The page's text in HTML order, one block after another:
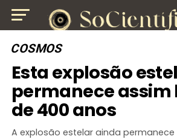
COSMOS
Esta explosão
permanece assim
de 400 anos
A explosão estelar ainda